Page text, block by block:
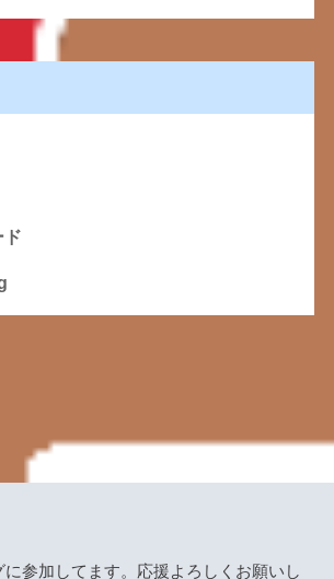
ド
参加してます。応援よろしくお願いし